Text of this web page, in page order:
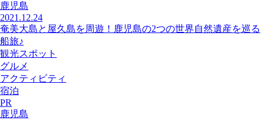
鹿児島
2021.12.24
奄美大島と屋久島を周遊！鹿児島の2つの世界自然遺産を巡る
船旅♪
観光スポット
グルメ
アクティビティ
宿泊
PR
鹿児島